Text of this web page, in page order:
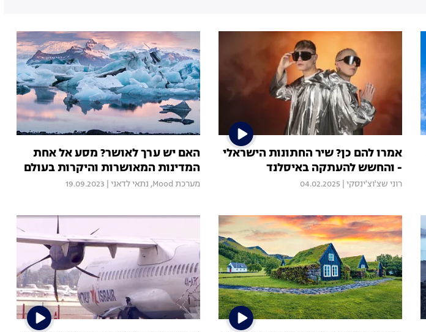
אמרו להם כן? שיר החתונות הישראלי
- והחשש להעתקה באיסלנד
רוני שצ'וצ'ינסקי 04.02.2025
האם יש ערך לאושר? מסע אל אחת
המדינות המאושרות והיקרות בעולם
מערכת Mood , נתאי לדאני 19.09.2023